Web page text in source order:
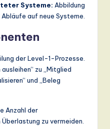
Systeme: Abbildung
auf neue Systeme.
der Level-1-Prozesse.
zu „Mitglied
und „Beleg
Anzahl der
zu vermeiden.